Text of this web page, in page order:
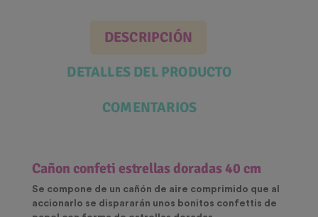
DESCRIPCIÓN
DETALLES DEL PRODUCTO
COMENTARIOS
Cañon confeti estrellas doradas 40 cm
Se compone de un cañón de aire comprimido que al
accionarlo se dispararán unos bonitos confettis de